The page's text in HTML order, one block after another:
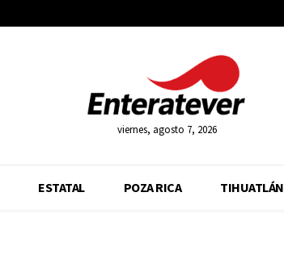
viernes, agosto 7, 2026
ESTATAL POZA RICA TIHUATLÁN